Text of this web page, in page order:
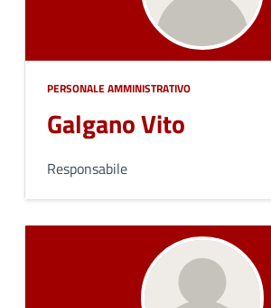
PERSONALE AMMINISTRATIVO
Galgano Vito
Responsabile